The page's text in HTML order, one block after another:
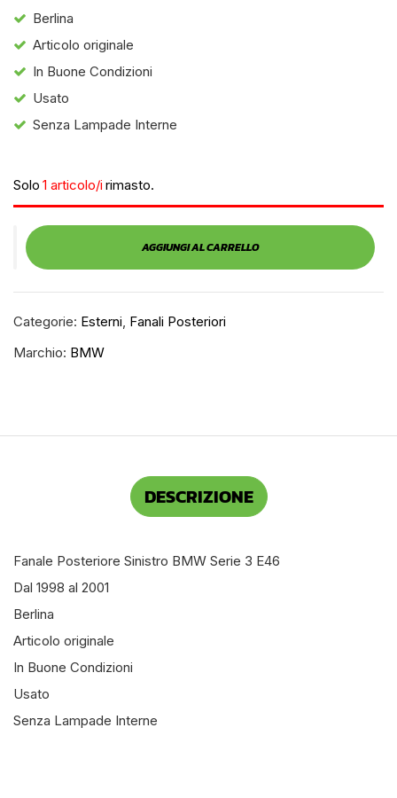
Berlina
Articolo originale
In Buone Condizioni
Usato
Senza Lampade Interne
Solo 1 articolo/i rimasto.
AGGIUNGI AL CARRELLO
Categorie: Esterni Fanali Posteriori
Marchio: BMW
DESCRIZIONE
Fanale Posteriore Sinistro BMW Serie 3 E46
Dal 1998 al 2001
Berlina
Articolo originale
In Buone Condizioni
Usato
Senza Lampade Interne